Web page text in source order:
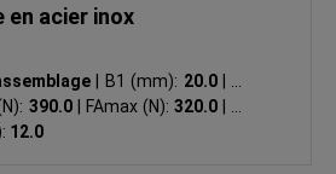
en acier inox
B1 (mm): 20.0
390.0 FAmax (N):320.0
12.0